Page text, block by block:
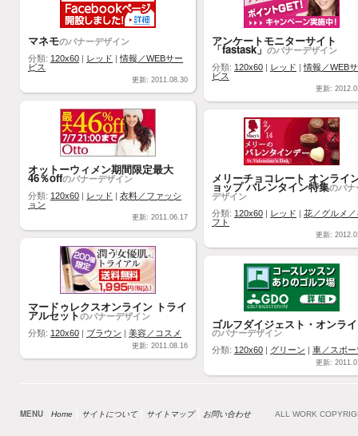
マネモのバナーデザイン
分類: 120x60 レッド |情報／WEBサー
ビス
更新: 2011.08.30
アンケートモニターサイト
「fastask」 のバナーデザイン
分類: 120x60 レッド |情報／WEB
ビス
更新:
オットーウィメン期間限定最大
46％offのバナーデザイン
分類: 120x60 レッド
衣料／ファッシ
ョン
更新: 2011.06.17
メリーチョコレート オンライ
ョップ バレンタイン特集のバナ
デザイン
分類: 120x60 レッド
花／グルメ／
フト
更新:
マードゥレクスオンライン トライ
アルセットのバナーデザイン
分類: 120x60 ブラウン 美容／コスメ
更新: 2011.08.16
ゴルフダイジェスト・オンラ
のバナーデザイン
分類: 120x60 グリーン 車／スポー
更新:
MENU Home サイトについて サイトマップ お問い合わせ ALL WORK